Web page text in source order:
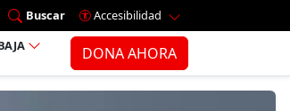
Ir al menú principal
Buscar
Accesibilidad
DONA AHORA